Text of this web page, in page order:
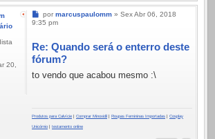
20,
Mensagem
por marcuspaulomm» Sex Abr 06, 2018
9:35 pm
Re: Quando será o enterro deste
fórum?
to vendo que acabou mesmo :\
Produtos para Calvície Comprar Minoxidil Roupas Femininas Importadas Cosplay
Unicórnio testamento online